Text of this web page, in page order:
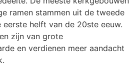
ramen stammen uit de tweede
eerste helft van de 20ste eeuw.
zijn van grote
en verdienen meer aandacht